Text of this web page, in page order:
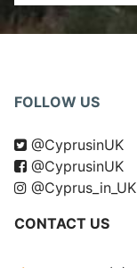
FOLLOW US
@CyprusinUK
@CyprusinUK
@Cyprus_in_UK
CONTACT US